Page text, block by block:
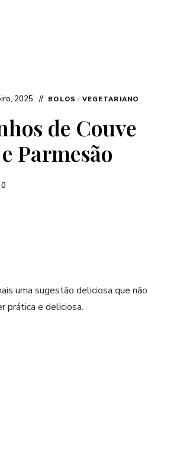
2025 BOLOS / VEGETARIANO
de Couve
Parmesão
0
uma sugestão deliciosa que não
prática e deliciosa.